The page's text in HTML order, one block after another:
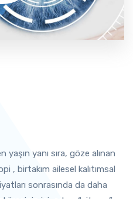
yanı sıra, göze alınan
, birtakım ailesel kalıtımsal
sonrasında da daha